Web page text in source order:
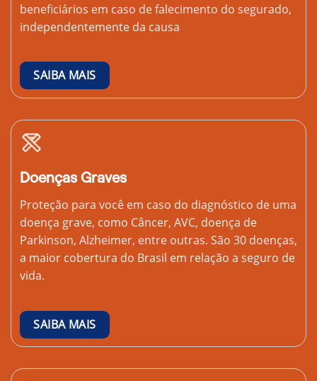
beneficiários em caso de falecimento do segurado,
independentemente da causa
SAIBA MAIS
Doenças Graves
Proteção para você em caso do diagnóstico de uma
doença grave, como Câncer, AVC, doença de
Parkinson, Alzheimer, entre outras. São 30 doenças,
a maior cobertura do Brasil em relação a seguro de
vida.
SAIBA MAIS